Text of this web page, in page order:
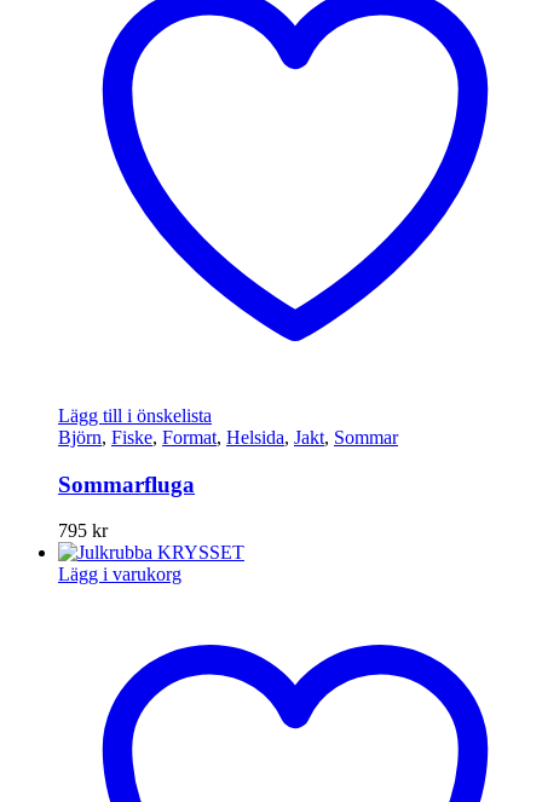
Lägg till i önskelista
Björn, Fiske, Format, Helsida, Jakt, Sommar
Sommarfluga
795 kr
Lägg i varukorg